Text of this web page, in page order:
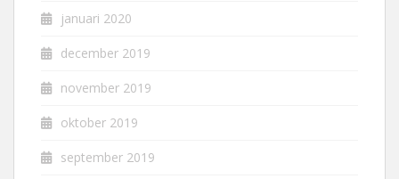
januari 2020
december 2019
november 2019
oktober 2019
september 2019